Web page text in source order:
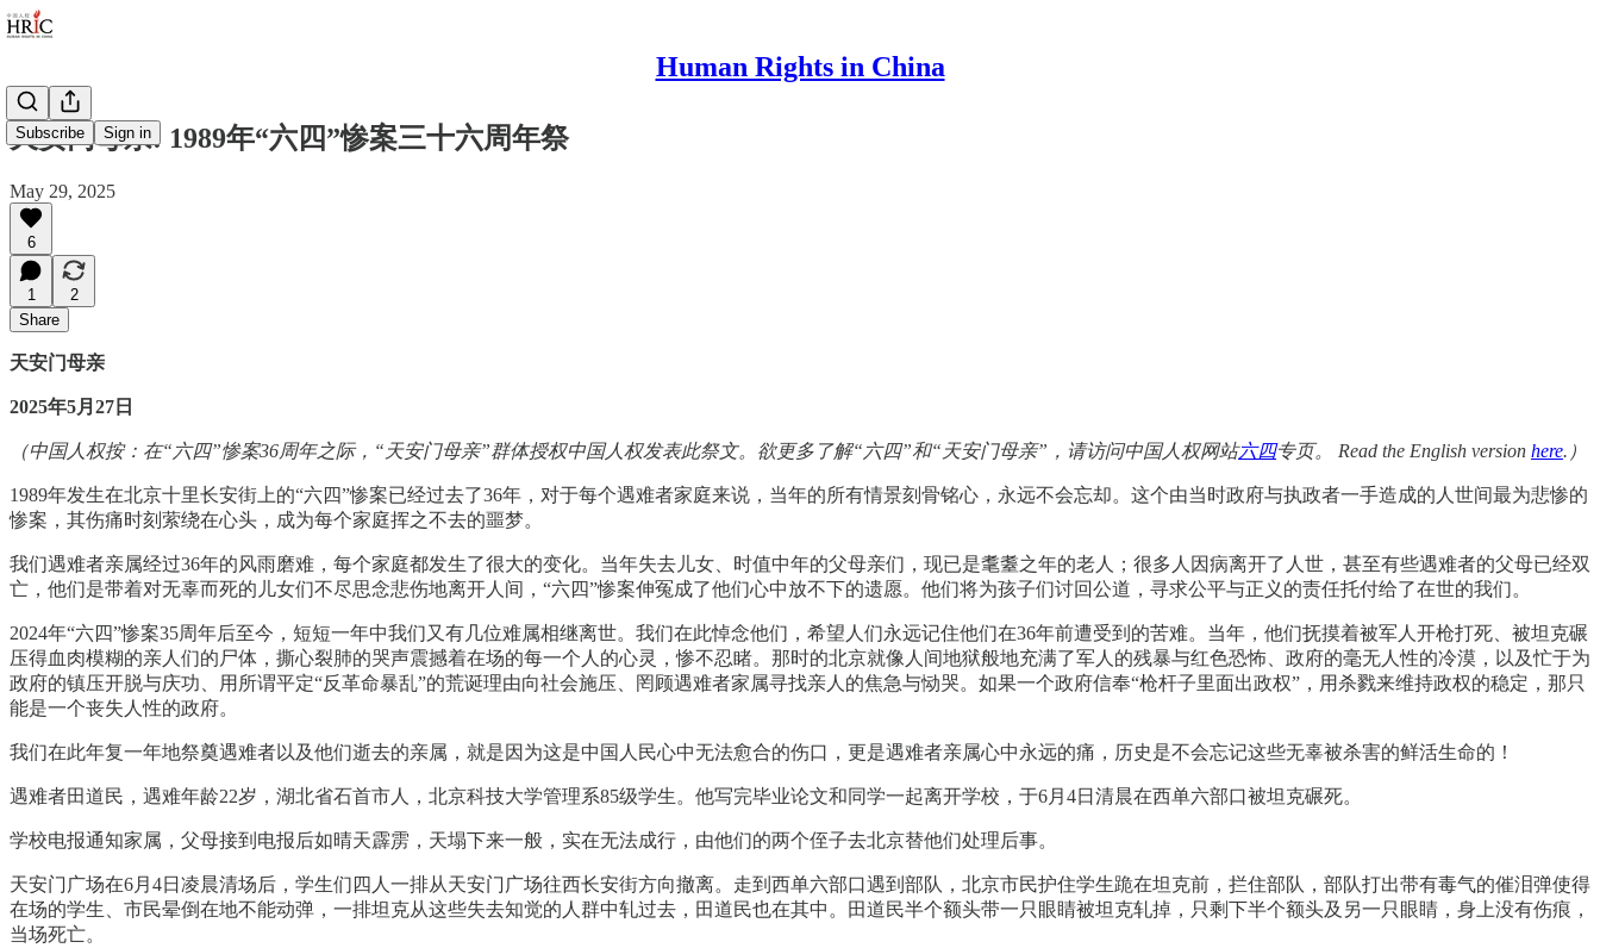
Human Rights in China
Subscribe Sign in
天安门母亲: 1989年“六四”惨案三十六周年祭
May 29, 2025
6
1
2
Share
天安门母亲
2025年5月27日
（中国人权按：在“六四”惨案36周年之际，“天安门母亲”群体授权中国人权发表此祭文。欲更多了解“六四”和“天安门母亲”，请访问中国人权网站六四专页。 Read the English version here.）
1989年发生在北京十里长安街上的“六四”惨案已经过去了36年，对于每个遇难者家庭来说，当年的所有情景刻骨铭心，永远不会忘却。这个由当时政府与执政者一手造成的人世间最为悲惨的
惨案，其伤痛时刻萦绕在心头，成为每个家庭挥之不去的噩梦。
我们遇难者亲属经过36年的风雨磨难，每个家庭都发生了很大的变化。当年失去儿女、时值中年的父母亲们，现已是耄耋之年的老人；很多人因病离开了人世，甚至有些遇难者的父母已经双
亡，他们是带着对无辜而死的儿女们不尽思念悲伤地离开人间，“六四”惨案伸冤成了他们心中放不下的遗愿。他们将为孩子们讨回公道，寻求公平与正义的责任托付给了在世的我们。
2024年“六四”惨案35周年后至今，短短一年中我们又有几位难属相继离世。我们在此悼念他们，希望人们永远记住他们在36年前遭受到的苦难。当年，他们抚摸着被军人开枪打死、被坦克碾
压得血肉模糊的亲人们的尸体，撕心裂肺的哭声震撼着在场的每一个人的心灵，惨不忍睹。那时的北京就像人间地狱般地充满了军人的残暴与红色恐怖、政府的毫无人性的冷漠，以及忙于为
政府的镇压开脱与庆功、用所谓平定“反革命暴乱”的荒诞理由向社会施压、罔顾遇难者家属寻找亲人的焦急与恸哭。如果一个政府信奉“枪杆子里面出政权”，用杀戮来维持政权的稳定，那只
能是一个丧失人性的政府。
我们在此年复一年地祭奠遇难者以及他们逝去的亲属，就是因为这是中国人民心中无法愈合的伤口，更是遇难者亲属心中永远的痛，历史是不会忘记这些无辜被杀害的鲜活生命的！
遇难者田道民，遇难年龄22岁，湖北省石首市人，北京科技大学管理系85级学生。他写完毕业论文和同学一起离开学校，于6月4日清晨在西单六部口被坦克碾死。
学校电报通知家属，父母接到电报后如晴天霹雳，天塌下来一般，实在无法成行，由他们的两个侄子去北京替他们处理后事。
天安门广场在6月4日凌晨清场后，学生们四人一排从天安门广场往西长安街方向撤离。走到西单六部口遇到部队，北京市民护住学生跪在坦克前，拦住部队，部队打出带有毒气的催泪弹使得
在场的学生、市民晕倒在地不能动弹，一排坦克从这些失去知觉的人群中轧过去，田道民也在其中。田道民半个额头带一只眼睛被坦克轧掉，只剩下半个额头及另一只眼睛，身上没有伤痕，
当场死亡。